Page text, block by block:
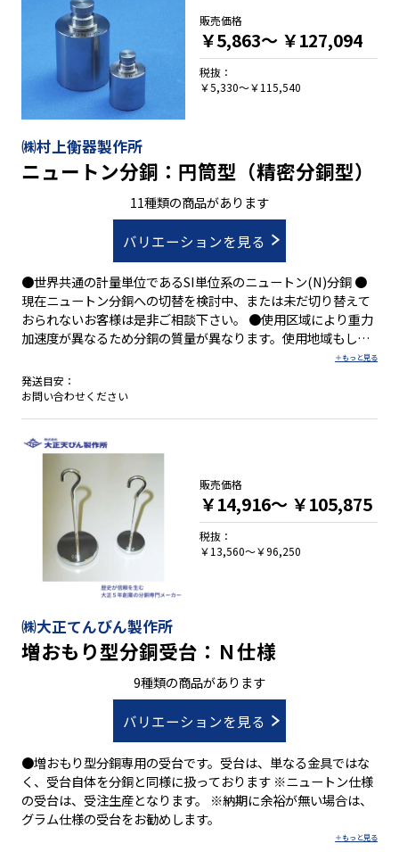
㈱村上衡器製作所
ニュートン分銅：円筒型（精密分銅型）
11種類の商品があります
バリエーションを見る
●世界共通の計量単位であるSI単位系のニュートン(N)分銅 ●
現在ニュートン分銅への切替を検討中、または未だ切り替えて
おられないお客様は是非ご相談下さい。 ●使用区域により重力
加速度が異なるため分銅の質量が異なります。使用地域もしく
は1Nとして必要な質量をお知らせ下さい。 ●JCSSロゴマーク
付校正証明書(質量単位)を発行できます(別途料金)
発送目安：
お問い合わせください
販売価格
￥5,863～ ￥127,094
税抜：
￥5,330～￥115,540
㈱大正てんびん製作所
増おもり型分銅受台：Ｎ仕様
9種類の商品があります
バリエーションを見る
●増おもり型分銅専用の受台です。受台は、単なる金具ではな
く、受台自体を分銅と同様に扱っております ※ニュートン仕様
の受台は、受注生産となります。 ※納期に余裕が無い場合は、
グラム仕様の受台をお勧めします。
販売価格
￥14,916～ ￥105,875
税抜：
￥13,560～￥96,250